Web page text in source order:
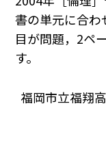
書の単元に合わ
目が問題，2ペ
す。
福岡市立福翔